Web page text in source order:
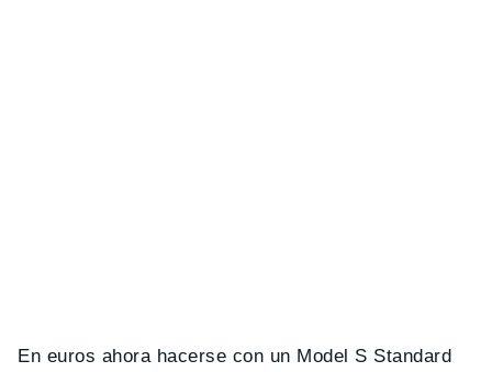
En euros ahora hacerse con un Model S Standard